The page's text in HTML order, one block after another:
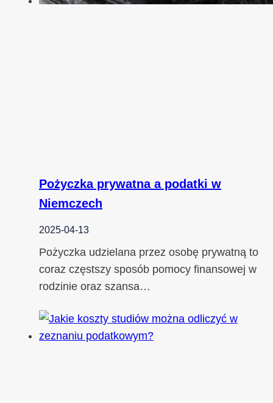
Pożyczka prywatna a podatki w
Niemczech
2025-04-13
Pożyczka udzielana przez osobę prywatną to
coraz częstszy sposób pomocy finansowej w
rodzinie oraz szansa…